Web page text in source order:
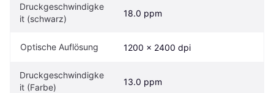
Druckgeschwindigke
it (schwarz)
18.0 ppm
Optische Auflösung 1200 x 2400 dpi
Druckgeschwindigke
it (Farbe)
13.0 ppm